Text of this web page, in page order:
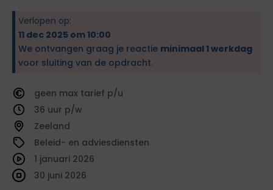
Verlopen op:
11 dec 2025 om 10:00
We ontvangen graag je reactie minimaal 1 werkdag
voor sluiting van de opdracht.
geen
tarief
36
Zeeland
Beleid- en adviesdiensten
1 januari 2026
30 juni 2026